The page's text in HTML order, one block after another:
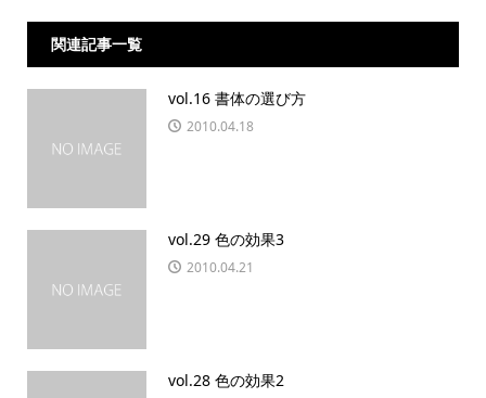
関連記事一覧
vol.16 書体の選び方
2010.04.18
vol.29 色の効果3
2010.04.21
vol.28 色の効果2